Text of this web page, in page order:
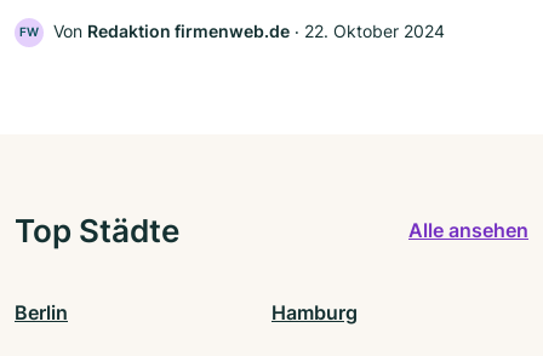
FW Von Redaktion firmenweb.de ‧ 22. Oktober 2024
Top Städte Alle ansehen
Berlin Hamburg